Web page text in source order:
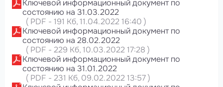
Ключевой информационный документ по
состоянию на 31.03.2022
( PDF - 191 Кб, 11.04.2022 16:40 )
Ключевой информационный документ по
состоянию на 28.02.2022
( PDF - 229 Кб, 10.03.2022 17:28 )
Ключевой информационный документ по
состоянию на 31.01.2022
( PDF - 231 Кб, 09.02.2022 13:57)